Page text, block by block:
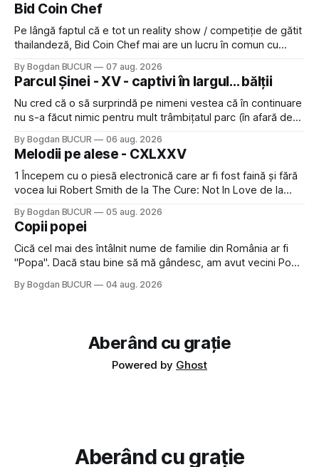
Bid Coin Chef
Pe lângă faptul că e tot un reality show / competiție de gătit
thailandeză, Bid Coin Chef mai are un lucru în comun cu
lăsat rece la prima vedere, după care m-a făcut să mă
îndrăgostesc de el. Nu mi-a plăcut faptul
By Bogdan BUCUR 07 aug. 2026
Parcul Șinei - XV - captivi în largul... bălții
Nu cred că o să surprindă pe nimeni vestea că în continuare
nu s-a făcut nimic pentru mult trâmbițatul parc (în afară de
timp pui și latră prin gard la lumea care trece prin zonă). Am
avut, în schimb, o belea
By Bogdan BUCUR 06 aug. 2026
Melodii pe alese - CXLXXV
1 Începem cu o piesă electronică care ar fi fost faină și fără
vocea lui Robert Smith de la The Cure: Not In Love de la
a dovedit că jumătatea masculină a acelui duo era cam
dubioasă...) 2. Băgăm la
By Bogdan BUCUR 05 aug. 2026
Copii popei
Cică cel mai des întâlnit nume de familie din România ar fi
"Popa". Dacă stau bine să mă gândesc, am avut vecini Popa
Dexonline spune de etimologia termenului de popă că ar
By Bogdan BUCUR 04 aug. 2026
Aberând cu grație
Powered by Ghost
Aberând cu grație